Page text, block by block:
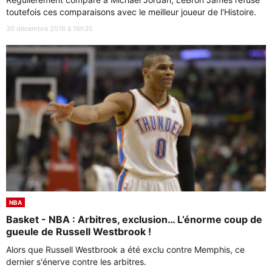
toutefois ces comparaisons avec le meilleur joueur de l'Histoire.
30 décembre 2016 à 16h35
NBA
Basket - NBA : Arbitres, exclusion… L’énorme coup de
gueule de Russell Westbrook !
Alors que Russell Westbrook a été exclu contre Memphis, ce
dernier s'énerve contre les arbitres.